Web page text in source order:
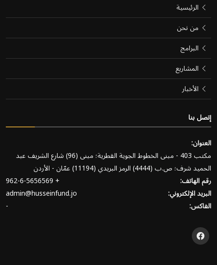
الرئيسية
من نحن
البرامج
المشاريع
الأخبار
إتصل بنا
العنوان:
مكتب 403 - مبنى الخطوط الجوية القطرية؛ مبنى (96) شارع الشريف عبد
الحميد شرف؛ ص.ب (4444) الرمز البريدي (11194) عمّان - الأردن
رقم الهاتف:
+ 962-6-5656569
البريد الإلكتروني:
admin@husseinfund.jo
الفاكس:
-